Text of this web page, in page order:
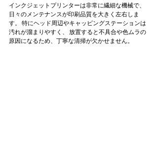
インクジェットプリンターは非常に繊細な機械で、
日々のメンテナンスが印刷品質を大きく左右しま
す。 特にヘッド周辺やキャッピングステーションは
汚れが溜まりやすく、 放置すると不具合や色ムラの
原因になるため、丁寧な清掃が欠かせません。